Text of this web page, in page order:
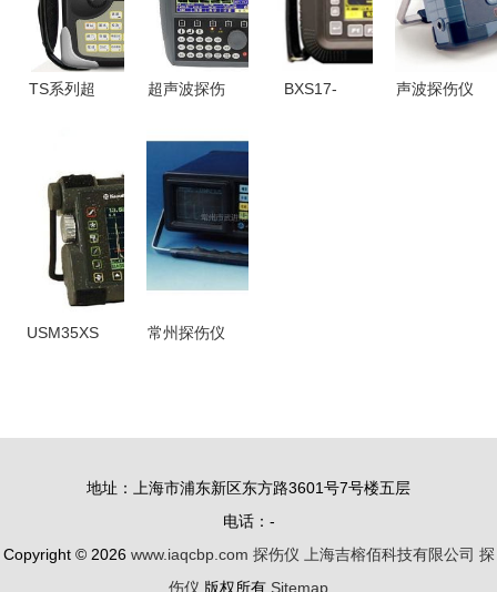
仪深度解析
无损超声检
测的先驱之
势
TS系列超
详解
超声波探伤
SUB100/110
高精度无损
检测的工业
利器
BXS17-
声波探伤仪
USM35XS
常州探伤仪
地址：上海市浦东新区东方路3601号7号楼五层
电话：-
Copyright © 2026 www.iaqcbp.com 探伤仪 上海吉榕佰科技有限公司 探
伤仪 版权所有 Sitemap